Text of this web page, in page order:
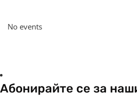
No events
Абонирайте се за